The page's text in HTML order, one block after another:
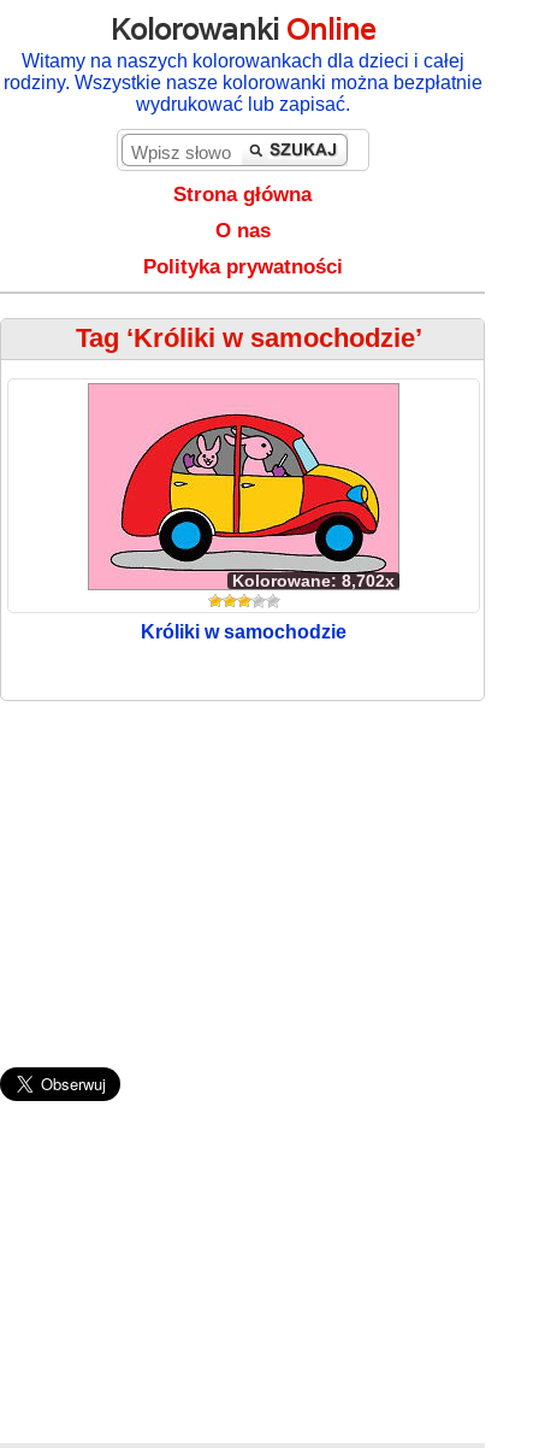
Kolorowanki Online
Witamy na naszych kolorowankach dla dzieci i całej
rodziny. Wszystkie nasze kolorowanki można bezpłatnie
wydrukować lub zapisać.
Strona główna
O nas
Polityka prywatności
Tag ‘Króliki w samochodzie’
Kolorowane: 8,702x
Króliki w samochodzie